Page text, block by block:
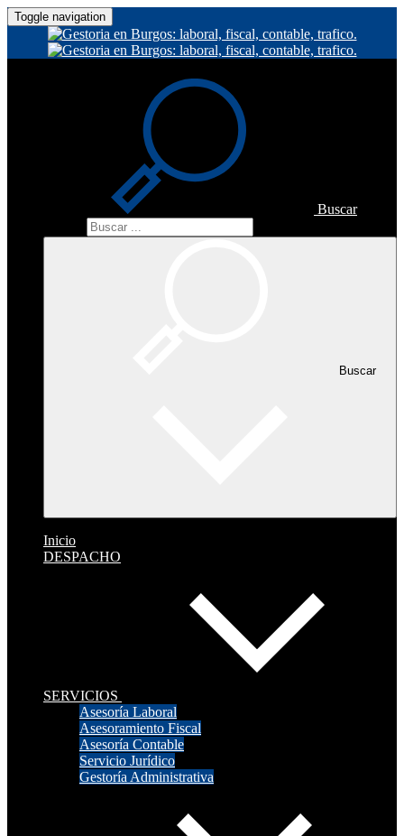
Toggle navigation
Buscar
Buscar
Inicio
DESPACHO
SERVICIOS
Asesoría Laboral
Asesoramiento Fiscal
Asesoría Contable
Servicio Jurídico
Gestoría Administrativa